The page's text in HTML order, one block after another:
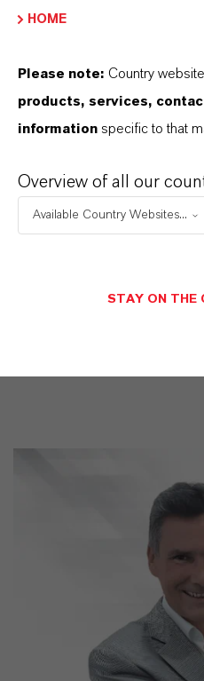
und einem tiefen
finden Sie gleich elf
LANXESS der richtige
IM MITTELPUNKT
HOME
Please note: Country
products, services,
information specific to that
Overview of all our
Available Country Websites...
STAY ON THE